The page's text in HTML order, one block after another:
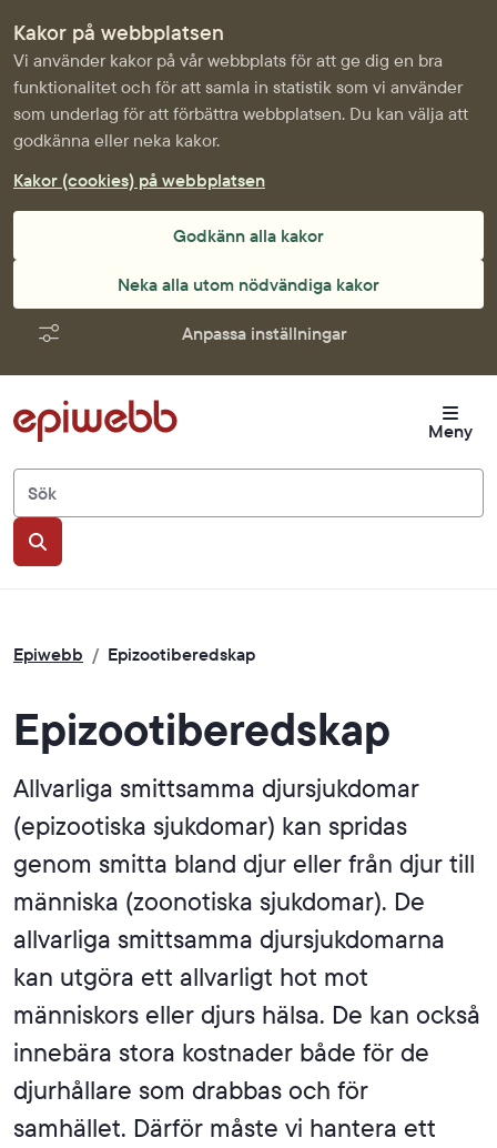
Kakor på webbplatsen
Vi använder kakor på vår webbplats för att ge dig en bra
funktionalitet och för att samla in statistik som vi använder
som underlag för att förbättra webbplatsen. Du kan välja att
godkänna eller neka kakor.
Kakor (cookies) på webbplatsen
Godkänn alla kakor
Neka alla utom nödvändiga kakor
Anpassa inställningar
Meny
Sök
Epiwebb / Epizootiberedskap
Epizootiberedskap
Allvarliga smittsamma djursjukdomar
(epizootiska sjukdomar) kan spridas
genom smitta bland djur eller från djur till
människa (zoonotiska sjukdomar). De
allvarliga smittsamma djursjukdomarna
kan utgöra ett allvarligt hot mot
människors eller djurs hälsa. De kan också
innebära stora kostnader både för de
djurhållare som drabbas och för
samhället. Därför måste vi hantera ett